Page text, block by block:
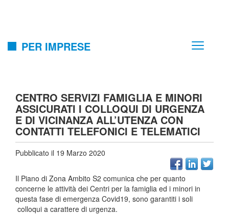
PER IMPRESE
CENTRO SERVIZI FAMIGLIA E MINORI
ASSICURATI I COLLOQUI DI URGENZA
E DI VICINANZA ALL’UTENZA CON
CONTATTI TELEFONICI E TELEMATICI
Pubblicato il 19 Marzo 2020
Il Piano di Zona Ambito S2 comunica che per quanto
concerne le attività dei Centri per la famiglia ed i minori in
questa fase di emergenza Covid19, sono garantiti i soli
colloqui a carattere di urgenza.